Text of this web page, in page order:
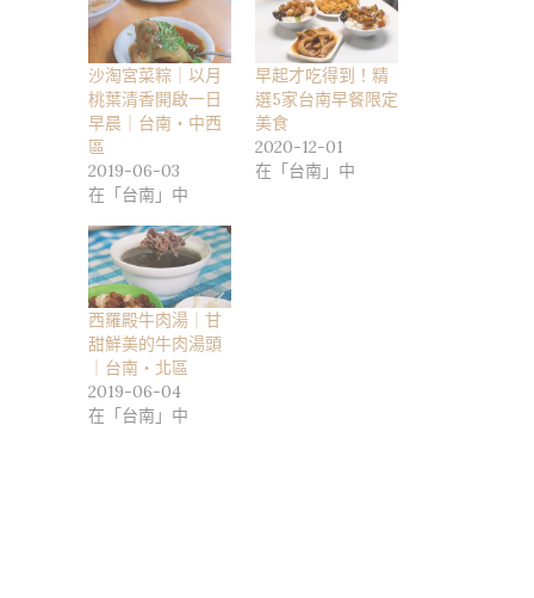
沙淘宮菜粽｜以月
桃葉清香開啟一日
早晨｜台南・中西
區
2019-06-03
在「台南」中
早起才吃得到！精
選5家台南早餐限定
美食
2020-12-01
在「台南」中
西羅殿牛肉湯｜甘
甜鮮美的牛肉湯頭
｜台南・北區
2019-06-04
在「台南」中